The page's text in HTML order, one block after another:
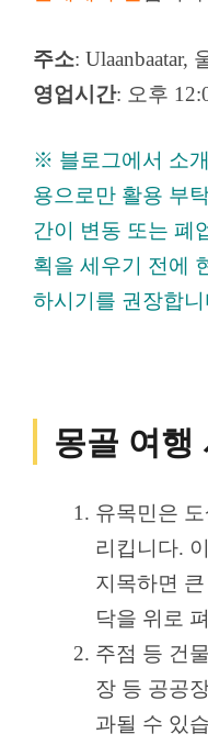
주소: Ulaanbaatar,
영업시간: 오후
※ 블로그에서 소
용으로만 활용 부
간이 변동 또는 폐
획을 세우기 전에
하시기를 권장합니
몽골 여행
유목민은
리킵니다.
지목하면
닥을 위로
주점 등 건
장 등 공공
과될 수 있